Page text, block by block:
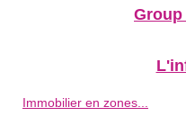
Immobilier en zones...